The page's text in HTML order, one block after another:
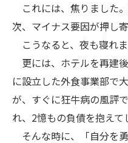
これには、焦りました
次、マイナス要因が押し
こうなると、夜も寝れま
更には、ホテルを再建
に設立した外食事業部で
が、すぐに狂牛病の風評
れ、2憶もの負債を抱えて
そんな時に、「自分を